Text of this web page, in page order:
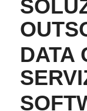
DATA